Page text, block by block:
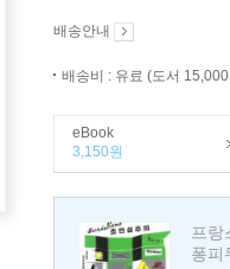
배송안내
배송비 : 유료 (도서
eBook
3,150원
프랑
퐁피